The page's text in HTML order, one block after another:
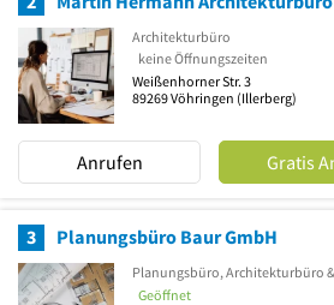
Architekturbüro
keine Öffnungszeiten
Weißenhorner Str. 3
89269Vöhringen (Illerberg)
Anrufen Gratis
3 Planungsbüro Baur GmbH
Planungsbüro, Architekturbüro
Geöffnet